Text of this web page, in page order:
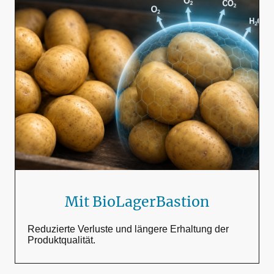
Mit BioLagerBastion
Reduzierte Verluste und längere Erhaltung der
Produktqualität.